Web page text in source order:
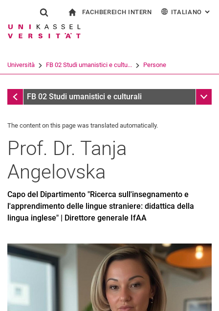
Jump directly to: content
Jump directly to: search
Jump directly to: main
Show search form
Search term
Search (opens an external link in a
FACHBEREICH INTERN ITALIANO :
Università FB 02 Studi umanistici e cultu... Persone
PersoneFB 02 Studi umanistici e culturali Sub
The content on this page was translated automatically.
Prof. Dr. Tanja
Angelovska
Capo del Dipartimento "Ricerca sull'insegnamento e
l'apprendimento delle lingue straniere: didattica della
lingua inglese" | Direttore generale IfAA